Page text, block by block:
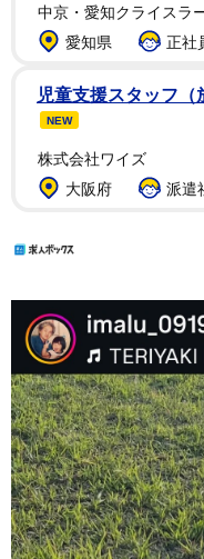
中京・愛知クライスラ
愛知県
正社
児童支援スタッフ（
NEW
株式会社ワイズ
大阪府
派遣